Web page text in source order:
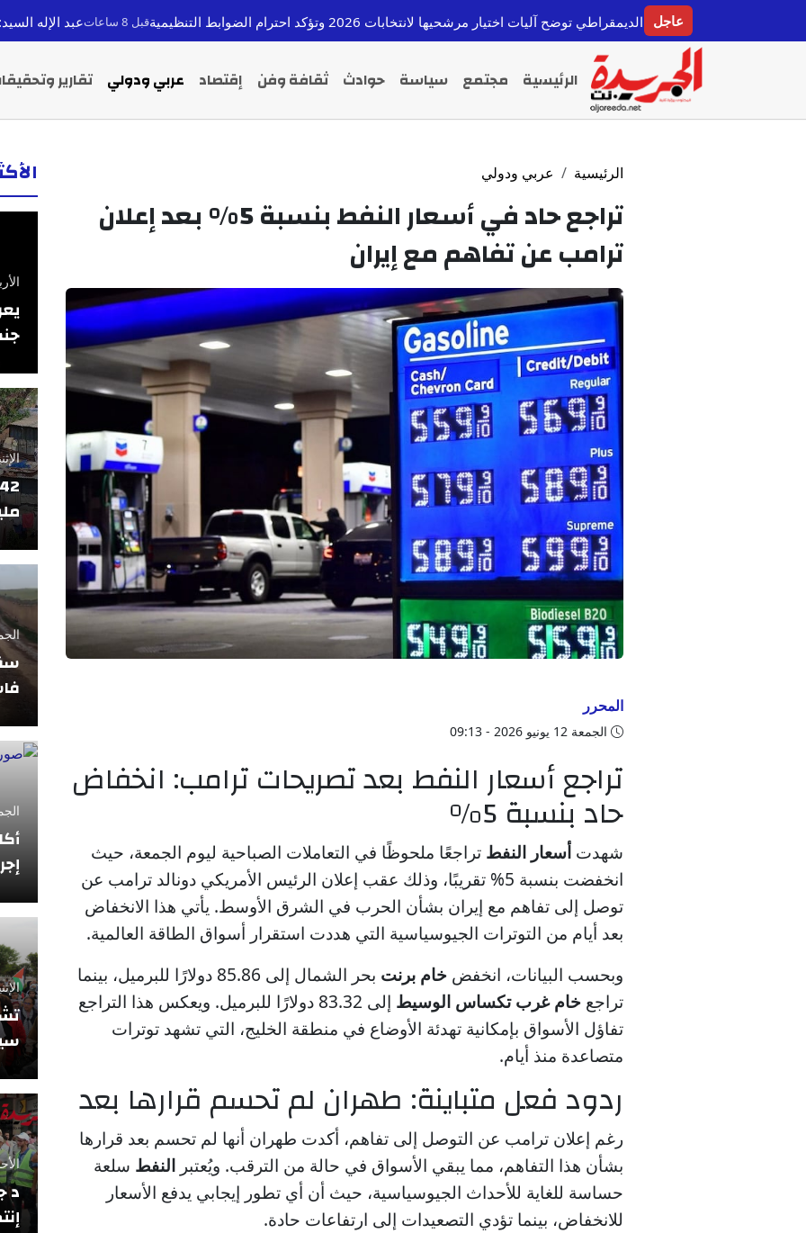
عاجل
الديمقراطي توضح آليات اختيار مرشحيها لانتخابات 2026 وتؤكد احترام الضوابط التنظيمية قبل 8 ساعات عبد الإله السيد: طبيب ميشيغان
الرئيسية مجتمع سياسة حوادث ثقافة وفن إقتصاد عربي ودولي تقارير
الرئيسية عربي ودولي
تراجع حاد في أسعار النفط بنسبة 5% بعد إعلان
ترامب عن تفاهم مع إيران
المحرر
الجمعة 12 يونيو 2026 - 09:13
تراجع أسعار النفط بعد تصريحات ترامب: انخفاض
حاد بنسبة 5%
شهدت أسعار النفط تراجعًا ملحوظًا في التعاملات الصباحية ليوم الجمعة، حيث
انخفضت بنسبة 5% تقريبًا، وذلك عقب إعلان الرئيس الأمريكي دونالد ترامب عن
توصل إلى تفاهم مع إيران بشأن الحرب في الشرق الأوسط. يأتي هذا الانخفاض
بعد أيام من التوترات الجيوسياسية التي هددت استقرار أسواق الطاقة العالمية.
وبحسب البيانات، انخفض خام برنت
بحر الشمال إلى 85.86 دولارًا للبرميل، بينما
تراجع خام غرب تكساس الوسيط
إلى 83.32 دولارًا للبرميل. ويعكس هذا التراجع
تفاؤل الأسواق بإمكانية تهدئة الأوضاع في منطقة الخليج، التي تشهد توترات
متصاعدة منذ أيام.
ردود فعل متباينة: طهران لم تحسم قرارها بعد
رغم إعلان ترامب عن التوصل إلى تفاهم، أكدت طهران أنها لم تحسم بعد قرارها
بشأن هذا التفاهم، مما يبقي الأسواق في حالة من الترقب. ويُعتبر النفط سلعة
حساسة للغاية للأحداث الجيوسياسية، حيث أن أي تطور إيجابي يدفع الأسعار
للانخفاض، بينما تؤدي التصعيدات إلى ارتفاعات حادة.
الأربعاء 26
الإثنين 17
الجمعة 11
الجمعة 12
الإثنين 10
الأحد 5 أكتوبر
د